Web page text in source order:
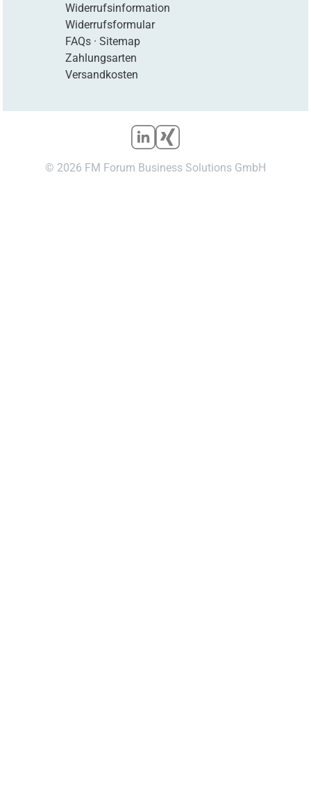
Widerrufsinformation
Widerrufsformular
FAQs· Sitemap
Zahlungsarten
Versandkosten
© 2026 FM Forum Business Solutions GmbH